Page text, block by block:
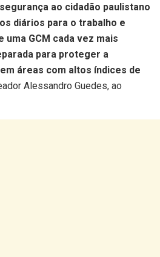
ao cidadão paulistano
diários para o trabalho e
GCM cada vez mais
para proteger a
áreas com altos índices de
Alessandro Guedes, ao